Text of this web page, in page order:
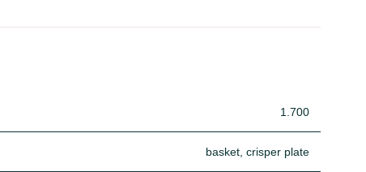
1.700
basket, crisper plate